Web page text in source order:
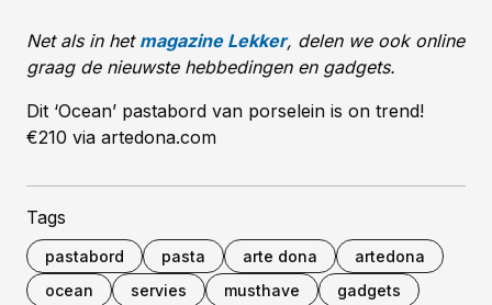
Net als in het magazine Lekker, delen we ook online
graag de nieuwste hebbedingen en gadgets.
Dit ‘Ocean’ pastabord van porselein is on trend!
€210 via artedona.com
Tags
pastabord pasta arte dona
artedona
ocean
servies musthave
gadgets